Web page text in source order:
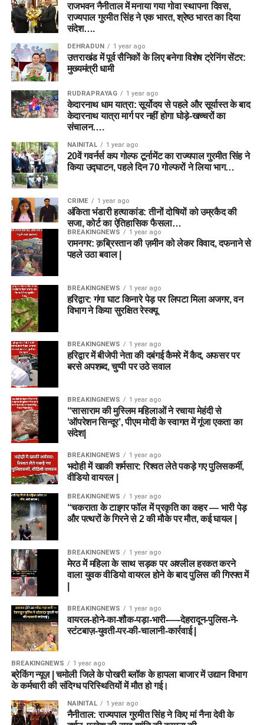
राजभवन नैनीताल में मनाया गया गोवा स्थापना दिवस,
राज्यपाल गुरमीत सिंह ने एक भारत, श्रेष्ठ भारत का दिया
संदेश….
DEHRADUN 1 year ago
उत्तराखंड में पूर्व सैनिकों के लिए बनेगा विशेष ट्रेनिंग सेंटर:
मुख्यमंत्री धामी
RUDRAPRAYAG 1 year ago
केदारनाथ धाम यात्रा: सूर्योदय से पहले और सूर्यास्त के बाद
केदारनाथ यात्रा मार्ग पर नहीं होगा घोड़े-खच्चरों का
संचालन….
NAINITAL 1 year ago
20वें गवर्नर्स कप गोल्फ टूर्नामेंट का राज्यपाल गुरमीत सिंह ने
किया उद्घाटन, पहले दिन 70 गोल्फरों ने लिया भाग…
CRIME 1 year ago
अंकिता भंडारी हत्याकांड: तीनों दोषियों को उम्रकैद की
सजा, कोर्ट का ऐतिहासिक फैसला…
BREAKINGNEWS 1 year ago
रामनगर: क़ब्रिस्तान की ज़मीन को लेकर विवाद, दफनाने से
पहले उठा बवाल |
BREAKINGNEWS 1 year ago
हरिद्वार: गंगा घाट किनारे पेड़ पर लिपटा मिला अजगर, वन
विभाग ने किया सुरक्षित रेस्क्यू
BREAKINGNEWS 1 year ago
हरिद्वार में बीजेपी नेता की दबंगई कैमरे में कैद, अफसर पर
बरसे अपशब्द, चुप्पी पर उठे सवाल
BREAKINGNEWS 1 year ago
“सासाराम की मुस्लिम महिलाओं ने रचाया मेहंदी से
‘ऑपरेशन सिन्दूर’, पीएम मोदी के स्वागत में गूंजा एकता का
संदेश|
BREAKINGNEWS 1 year ago
भदोही में खाकी शर्मसार: रिश्वत लेते पकड़े गए पुलिसकर्मी,
वीडियो वायरल |
BREAKINGNEWS 1 year ago
“चकराता के टाइगर फॉल में प्रकृति का कहर — भारी पेड़
और पत्थरों के गिरने से 2 की मौके पर मौत, कई घायल |
BREAKINGNEWS 1 year ago
मेरठ में महिला के साथ सड़क पर अश्लील हरकत करने
वाला युवक वीडियो वायरल होने के बाद पुलिस की गिरफ्त में
BREAKINGNEWS 1 year ago
वायरल-होने-का-शौक-पड़ा-भारी-—-देहरादून-पुलिस-ने-
स्टंटबाज़-युवती-पर-की-चालानी-कार्रवाई |
BREAKINGNEWS 1 year ago
ब्रेकिंग न्यूज़ | चमोली जिले के पोखरी ब्लॉक के हापला बाजार में उद्यान विभाग
के कर्मचारी की संदिग्ध परिस्थितियों में मौत हो गई।
NAINITAL 1 year ago
नैनीताल: राज्यपाल गुरमीत सिंह ने किए मां नैना देवी के